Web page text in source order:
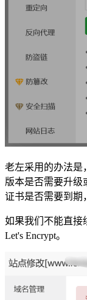
老左采用的办法是
版本是否需要升级
证书是否需要到期
如果我们不能直接
Let's Encrypt。